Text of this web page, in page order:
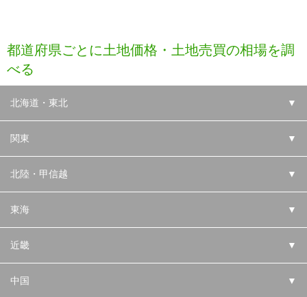
都道府県ごとに土地価格・土地売買の相場を調
べる
北海道・東北 ▼
関東 ▼
北陸・甲信越 ▼
東海 ▼
近畿 ▼
中国 ▼